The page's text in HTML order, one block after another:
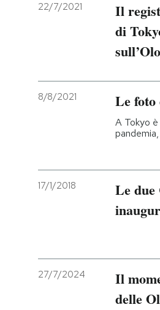
22/7/2021
Il
di
8/8/2021 Le
A Tokyo
17/1/2018
Le due
27/7/2024
Il
delle